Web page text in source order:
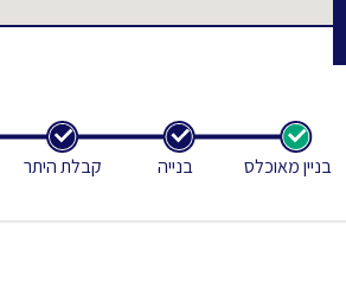
בניין מאוכלס בנייה קבלת היתר